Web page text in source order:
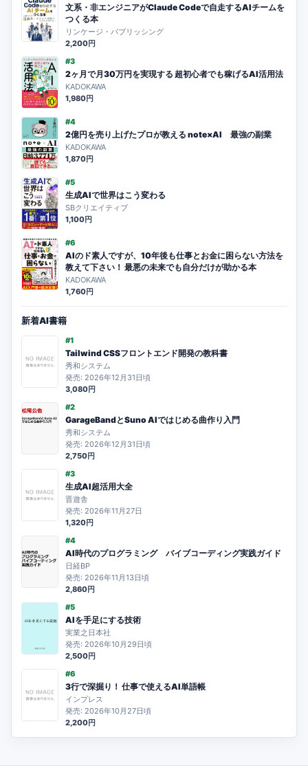
文系・非エンジニアがClaude Codeで自走するAIチームを
つくる本
リンケージ・パブリッシング
2,200円
#3
2ヶ月で月30万円を実現する 超初心者でも稼げるAI活用法
KADOKAWA
1,980円
#4
2億円を売り上げたプロが教える note×AI 最強の副業
KADOKAWA
1,870円
#5
生成AIで世界はこう変わる
SBクリエイティブ
1,100円
#6
AIのド素人ですが、10年後も仕事とお金に困らない方法を
教えて下さい！ 最悪の未来でも自分だけが助かる本
KADOKAWA
1,760円
新着AI書籍
#1
Tailwind CSSフロントエンド開発の教科書
秀和システム
発売: 2026年12月31日頃
3,080円
#2
GarageBandとSuno AIではじめる曲作り入門
秀和システム
発売: 2026年12月31日頃
2,750円
#3
生成AI超活用大全
晋遊舎
発売: 2026年11月27日
1,320円
#4
AI時代のプログラミング バイブコーディング実践ガイド
日経BP
発売: 2026年11月13日頃
2,860円
#5
AIを手足にする技術
実業之日本社
発売: 2026年10月29日頃
2,500円
#6
3行で深掘り！ 仕事で使えるAI単語帳
インプレス
発売: 2026年10月27日頃
2,200円